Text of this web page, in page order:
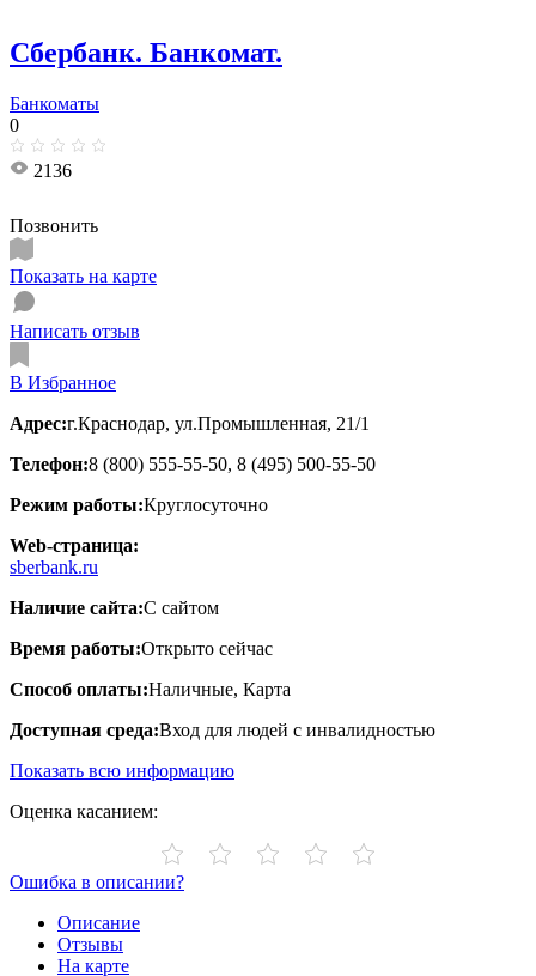
Сбербанк. Банкомат.
Банкоматы
0
2136
Позвонить
Показать на карте
Написать отзыв
В Избранное
Адрес:г.Краснодар, ул.Промышленная, 21/1
Телефон:8 (800) 555-55-50, 8 (495) 500-55-50
Режим работы:Круглосуточно
Web-страница:
sberbank.ru
Наличие сайта:С сайтом
Время работы:Открыто сейчас
Способ оплаты:Наличные, Карта
Доступная среда:Вход для людей с инвалидностью
Показать всю информацию
Оценка касанием:
Ошибка в описании?
Описание
Отзывы
На карте